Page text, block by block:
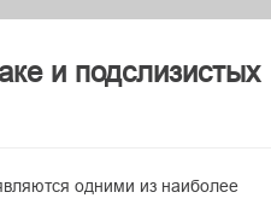
и подслизистых
одними из наиболее